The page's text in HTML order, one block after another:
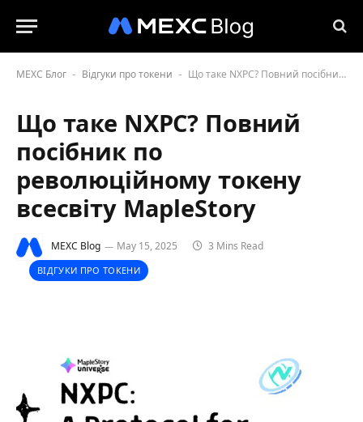
MEXC Блог - Відгуки про токени - Що таке NXPC? Повний посібник по революційному токену всесвіту MapleStory
Що таке NXPC? Повний
посібник по
революційному токену
всесвіту MapleStory
MEXC Blog May 15, 2025 3 Mins Read
ВІДГУКИ ПРО ТОКЕНИ